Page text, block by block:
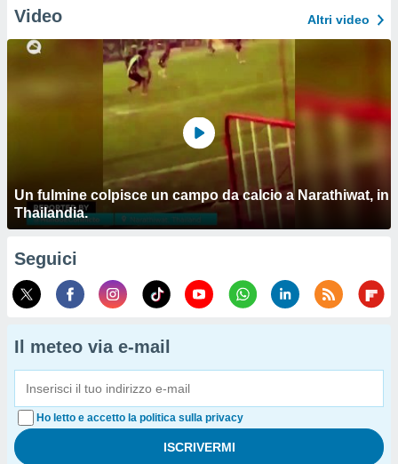
Video Altri video
Un fulmine colpisce un campo da calcio a Narathiwat, in
Thailandia.
Seguici
Il meteo via e-mail
Ho letto e accetto la politica sulla privacy